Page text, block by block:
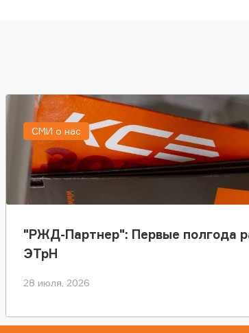
"РЖД-Партнер": Первые полгода
ЭТрН
28 июля, 2026
СМИ о нас